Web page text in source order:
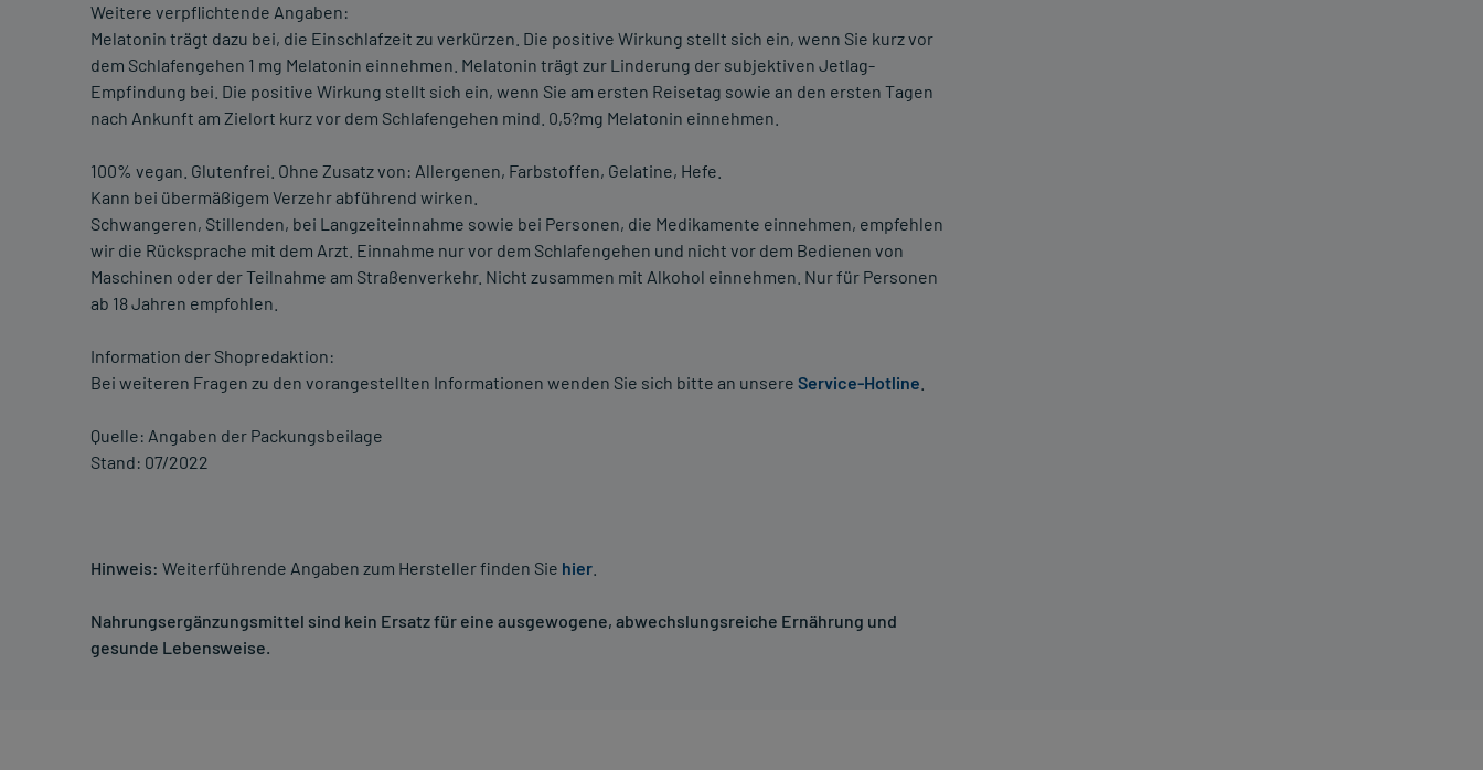
Weitere verpflichtende Angaben:
Melatonin trägt dazu bei, die Einschlafzeit zu verkürzen. Die positive Wirkung stellt sich ein, wenn Sie kurz vor
dem Schlafengehen 1 mg Melatonin einnehmen. Melatonin trägt zur Linderung der subjektiven Jetlag-
Empfindung bei. Die positive Wirkung stellt sich ein, wenn Sie am ersten Reisetag sowie an den ersten Tagen
nach Ankunft am Zielort kurz vor dem Schlafengehen mind. 0,5?mg Melatonin einnehmen.
100% vegan. Glutenfrei. Ohne Zusatz von: Allergenen, Farbstoffen, Gelatine, Hefe.
Kann bei übermäßigem Verzehr abführend wirken.
Schwangeren, Stillenden, bei Langzeiteinnahme sowie bei Personen, die Medikamente einnehmen, empfehlen
wir die Rücksprache mit dem Arzt. Einnahme nur vor dem Schlafengehen und nicht vor dem Bedienen von
Maschinen oder der Teilnahme am Straßenverkehr. Nicht zusammen mit Alkohol einnehmen. Nur für Personen
ab 18 Jahren empfohlen.
Information der Shopredaktion:
Bei weiteren Fragen zu den vorangestellten Informationen wenden Sie sich bitte an unsere Service-Hotline
Quelle: Angaben der Packungsbeilage
Stand: 07/2022
Hinweis: Weiterführende Angaben zum Hersteller finden Sie hier
Nahrungsergänzungsmittel sind kein Ersatz für eine ausgewogene, abwechslungsreiche Ernährung und
gesunde Lebensweise.